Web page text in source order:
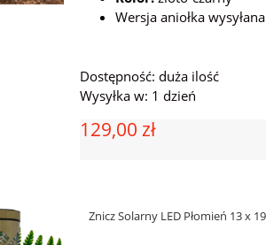
Wersja aniołka
Dostępność: duża ilość
Wysyłka w: 1 dzień
129,00 zł
Znicz Solarny LED Płomień 13 x